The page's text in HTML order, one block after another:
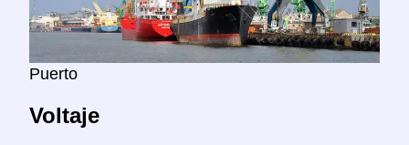
Puerto
Voltaje